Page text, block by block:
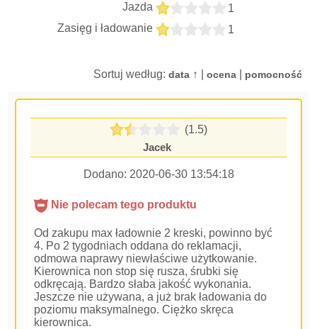
Jazda
1
Zasięg i ładowanie
1
Sortuj według: data↑ | ocena| pomocność
(1.5)
Jacek
Dodano: 2020-06-30 13:54:18
Nie polecam tego produktu
Od zakupu max ładownie 2 kreski, powinno być
4. Po 2 tygodniach oddana do reklamacji,
odmowa naprawy niewłaściwe użytkowanie.
Kierownica non stop się rusza, śrubki się
odkręcają. Bardzo słaba jakość wykonania.
Jeszcze nie używana, a już brak ładowania do
poziomu maksymalnego. Ciężko skręca
kierownica.